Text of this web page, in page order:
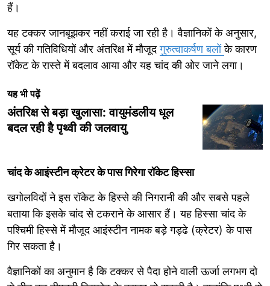
हैं।
यह टक्कर जानबूझकर नहीं कराई जा रही है। वैज्ञानिकों के अनुसार,
सूर्य की गतिविधियों और अंतरिक्ष में मौजूदगुरुत्वाकर्षण बलोंके कारण
रॉकेट के रास्ते में बदलाव आया और यह चांद की ओर जाने लगा।
यह भी पढ़ें
अंतरिक्ष से बड़ा खुलासा: वायुमंडलीय धूल
बदल रही है पृथ्वी की जलवायु
चांद के आइंस्टीन क्रेटर के पास गिरेगा रॉकेट हिस्सा
खगोलविदों ने इस रॉकेट के हिस्से की निगरानी की और सबसे पहले
बताया कि इसके चांद से टकराने के आसार हैं। यह हिस्सा चांद के
पश्चिमी हिस्से में मौजूद आइंस्टीन नामक बड़े गड्ढे (क्रेटर) के पास
गिर सकता है।
वैज्ञानिकों का अनुमान है कि टक्कर से पैदा होने वाली ऊर्जा लगभग दो